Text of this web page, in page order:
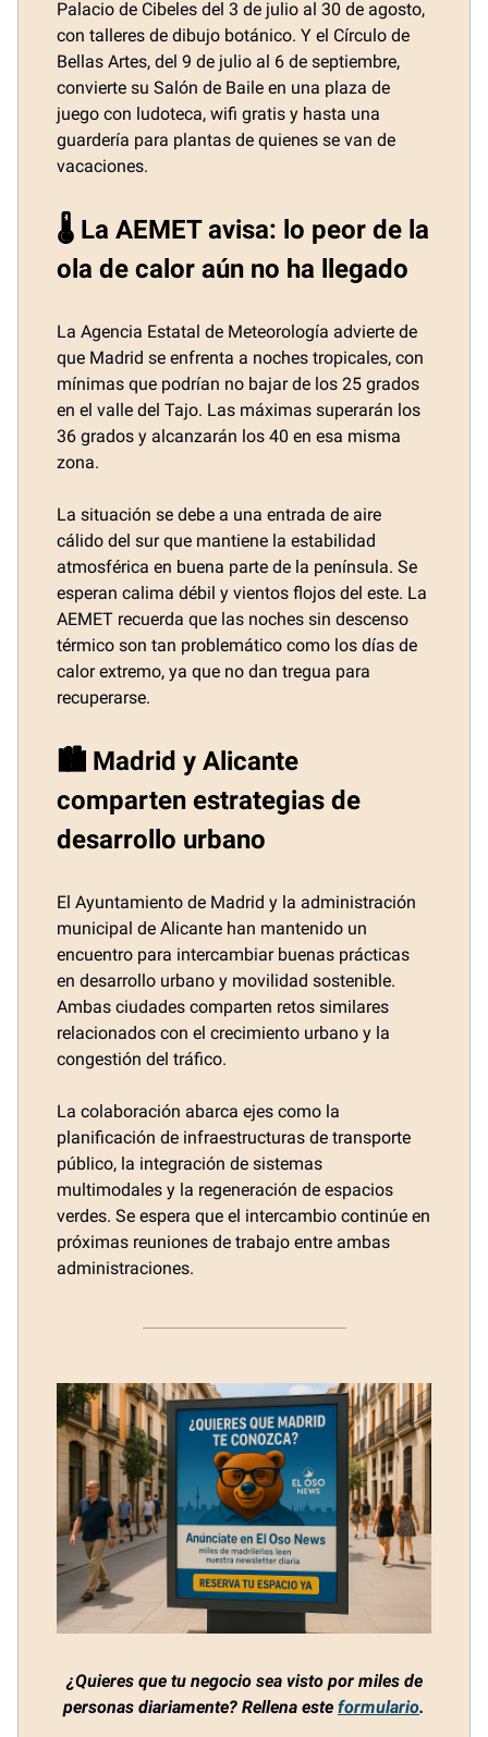
Palacio de Cibeles del 3 de julio al 30 de agosto,
con talleres de dibujo botánico. Y el Círculo de
Bellas Artes, del 9 de julio al 6 de septiembre,
convierte su Salón de Baile en una plaza de
juego con ludoteca, wifi gratis y hasta una
guardería para plantas de quienes se van de
vacaciones.
🌡️ La AEMET avisa: lo peor de la
ola de calor aún no ha llegado
La Agencia Estatal de Meteorología advierte de
que Madrid se enfrenta a noches tropicales, con
mínimas que podrían no bajar de los 25 grados
en el valle del Tajo. Las máximas superarán los
36 grados y alcanzarán los 40 en esa misma
zona.
La situación se debe a una entrada de aire
cálido del sur que mantiene la estabilidad
atmosférica en buena parte de la península. Se
esperan calima débil y vientos flojos del este. La
AEMET recuerda que las noches sin descenso
térmico son tan problemático como los días de
calor extremo, ya que no dan tregua para
recuperarse.
🏙️ Madrid y Alicante
comparten estrategias de
desarrollo urbano
El Ayuntamiento de Madrid y la administración
municipal de Alicante han mantenido un
encuentro para intercambiar buenas prácticas
en desarrollo urbano y movilidad sostenible.
Ambas ciudades comparten retos similares
relacionados con el crecimiento urbano y la
congestión del tráfico.
La colaboración abarca ejes como la
planificación de infraestructuras de transporte
público, la integración de sistemas
multimodales y la regeneración de espacios
verdes. Se espera que el intercambio continúe en
próximas reuniones de trabajo entre ambas
administraciones.
¿Quieres que tu negocio sea visto por miles de
personas diariamente? Rellena este formulario.